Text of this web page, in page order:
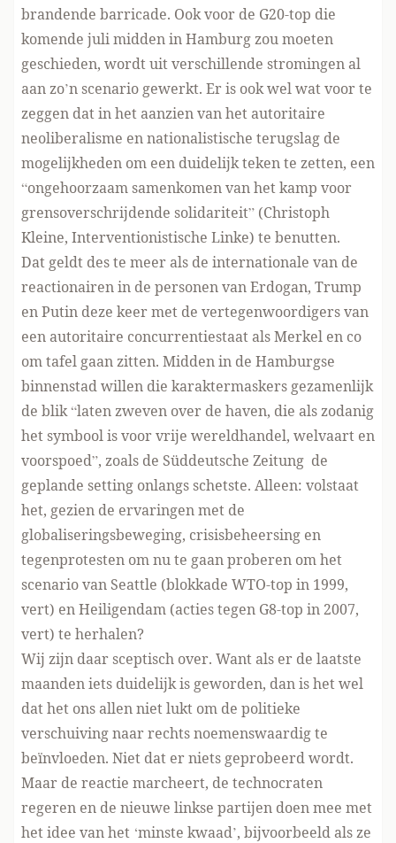
brandende barricade. Ook voor de G20-top die
komende juli midden in Hamburg zou moeten
geschieden, wordt uit verschillende stromingen al
aan zo’n scenario gewerkt. Er is ook wel wat voor te
zeggen dat in het aanzien van het autoritaire
neoliberalisme en nationalistische terugslag de
mogelijkheden om een duidelijk teken te zetten, een
“ongehoorzaam samenkomen van het kamp voor
grensoverschrijdende solidariteit” (Christoph
Kleine, Interventionistische Linke) te benutten.
Dat geldt des te meer als de internationale van de
reactionairen in de personen van Erdogan, Trump
en Putin deze keer met de vertegenwoordigers van
een autoritaire concurrentiestaat als Merkel en co
om tafel gaan zitten. Midden in de Hamburgse
binnenstad willen die karaktermaskers gezamenlijk
de blik “laten zweven over de haven, die als zodanig
het symbool is voor vrije wereldhandel, welvaart en
voorspoed”, zoals de Süddeutsche Zeitung de
geplande setting onlangs schetste. Alleen: volstaat
het, gezien de ervaringen met de
globaliseringsbeweging, crisisbeheersing en
tegenprotesten om nu te gaan proberen om het
scenario van Seattle (blokkade WTO-top in 1999,
vert) en Heiligendam (acties tegen G8-top in 2007,
vert) te herhalen?
Wij zijn daar sceptisch over. Want als er de laatste
maanden iets duidelijk is geworden, dan is het wel
dat het ons allen niet lukt om de politieke
verschuiving naar rechts noemenswaardig te
beïnvloeden. Niet dat er niets geprobeerd wordt.
Maar de reactie marcheert, de technocraten
regeren en de nieuwe linkse partijen doen mee met
het idee van het ‘minste kwaad’, bijvoorbeeld als ze